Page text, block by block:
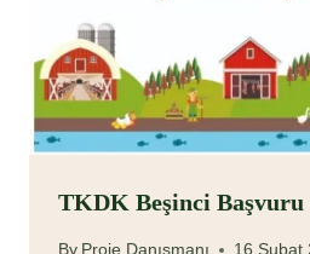
TKDK Beşinci Başvuru
By Proje Danışmanı 16 Şubat